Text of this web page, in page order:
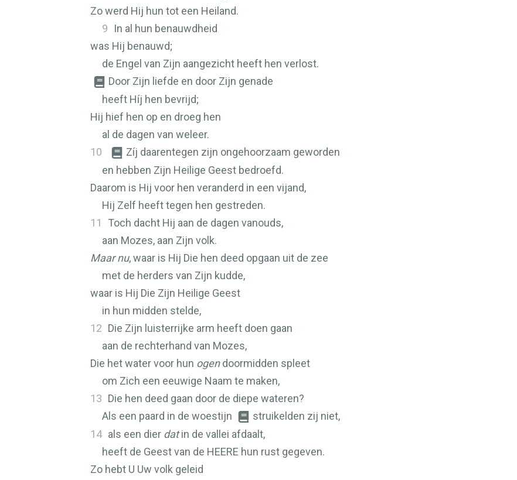
Zo werd Hij hun tot een Heiland.
9
In al hun benauwdheid
was Hij benauwd;
de Engel van Zijn aangezicht heeft hen verlost.
Door Zijn liefde en door Zijn genade
heeft Híj hen bevrijd;
Hij hief hen op en droeg hen
al de dagen van weleer.
10
Zíj daarentegen zijn ongehoorzaam geworden
en hebben Zijn Heilige Geest bedroefd.
Daarom is Hij voor hen veranderd in een vijand,
Hij Zelf heeft tegen hen gestreden.
11
Toch dacht Hij aan de dagen vanouds,
aan Mozes, aan Zijn volk.
Maar nu, waar is Hij Die hen deed opgaan uit de zee
met de herders van Zijn kudde,
waar is Hij Die Zijn Heilige Geest
in hun midden stelde,
12 Die Zijn luisterrijke arm heeft doen gaan
aan de rechterhand van Mozes,
Die het water voor hun ogendoormidden spleet
om Zich een eeuwige Naam te maken,
13 Die hen deed gaan door de diepe wateren?
Als een paard in de woestijn
struikelden zij niet,
14 als een dier datin de vallei afdaalt,
heeft de Geest van de HEERE hun rust gegeven.
Zo hebt U Uw volk geleid